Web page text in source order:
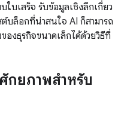
ใบเสร็จ รับข้อมูลเชิงลึกเกี่ยว
บล็อกที่น่าสนใจ AI ก็สามารถ
องธุรกิจขนาดเล็กได้ด้วยวิธีที่
กยภาพสำหรับ